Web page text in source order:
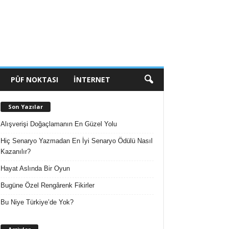
PÜF NOKTASI İNTERNET
Son Yazılar
Alışverişi Doğaçlamanın En Güzel Yolu
Hiç Senaryo Yazmadan En İyi Senaryo Ödülü Nasıl
Kazanılır?
Hayat Aslında Bir Oyun
Bugüne Özel Rengârenk Fikirler
Bu Niye Türkiye’de Yok?